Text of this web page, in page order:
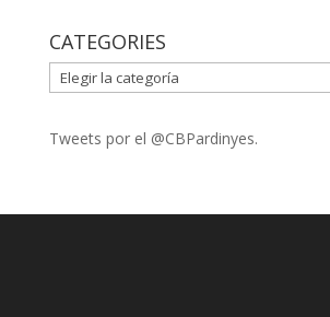
CATEGORIES
CATEGORIES
Tweets por el @CBPardinyes.